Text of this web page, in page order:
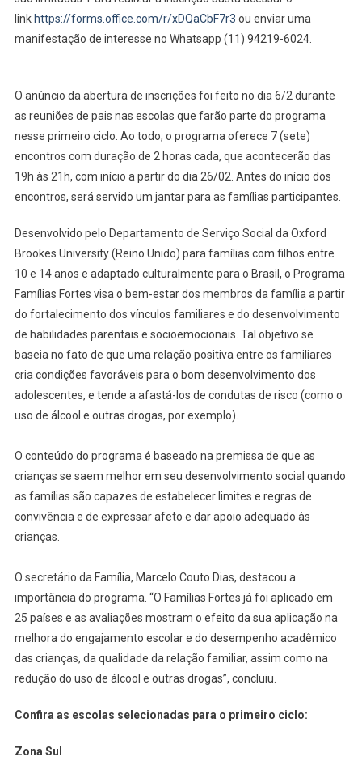
link https://forms.office.com/r/xDQaCbF7r3 ou enviar uma
manifestação de interesse no Whatsapp (11) 94219-6024.
O anúncio da abertura de inscrições foi feito no dia 6/2 durante
as reuniões de pais nas escolas que farão parte do programa
nesse primeiro ciclo. Ao todo, o programa oferece 7 (sete)
encontros com duração de 2 horas cada, que acontecerão das
19h às 21h, com início a partir do dia 26/02. Antes do início dos
encontros, será servido um jantar para as famílias participantes.
Desenvolvido pelo Departamento de Serviço Social da Oxford
Brookes University (Reino Unido) para famílias com filhos entre
10 e 14 anos e adaptado culturalmente para o Brasil, o Programa
Famílias Fortes visa o bem-estar dos membros da família a partir
do fortalecimento dos vínculos familiares e do desenvolvimento
de habilidades parentais e socioemocionais. Tal objetivo se
baseia no fato de que uma relação positiva entre os familiares
cria condições favoráveis para o bom desenvolvimento dos
adolescentes, e tende a afastá-los de condutas de risco (como o
uso de álcool e outras drogas, por exemplo).
O conteúdo do programa é baseado na premissa de que as
crianças se saem melhor em seu desenvolvimento social quando
as famílias são capazes de estabelecer limites e regras de
convivência e de expressar afeto e dar apoio adequado às
crianças.
O secretário da Família, Marcelo Couto Dias, destacou a
importância do programa. “O Famílias Fortes já foi aplicado em
25 países e as avaliações mostram o efeito da sua aplicação na
melhora do engajamento escolar e do desempenho acadêmico
das crianças, da qualidade da relação familiar, assim como na
redução do uso de álcool e outras drogas”, concluiu.
Confira as escolas selecionadas para o primeiro ciclo:
Zona Sul